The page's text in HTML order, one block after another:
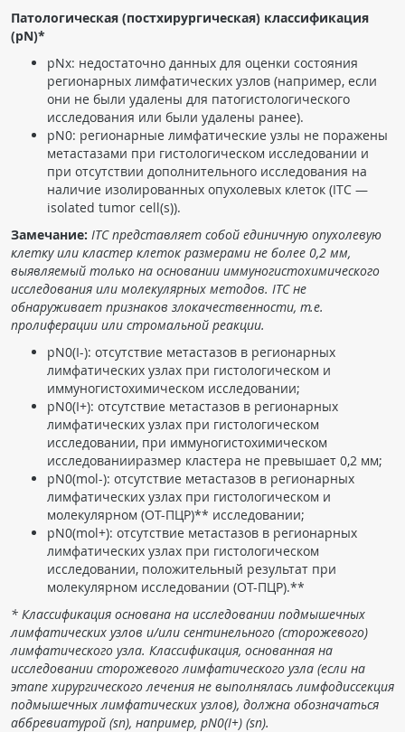
Патологическая (постхирургическая) классификация
(pN)*
pNx: недостаточно данных для оценки состояния
регионарных лимфатических узлов (например, если
они не были удалены для патогистологического
исследования или были удалены ранее).
pN0: регионарные лимфатические узлы не поражены
метастазами при гистологическом исследовании и
при отсутствии дополнительного исследования на
наличие изолированных опухолевых клеток (ITC —
isolated tumor cell(s)).
Замечание: ITC представляет собой единичную опухолевую
клетку или кластер клеток размерами не более 0,2 мм,
выявляемый только на основании иммуногистохимического
исследования или молекулярных методов. ITC не
обнаруживает признаков злокачественности, т.е.
пролиферации или стромальной реакции.
pN0(I-): отсутствие метастазов в регионарных
лимфатических узлах при гистологическом и
иммуногистохимическом исследовании;
pN0(I+): отсутствие метастазов в регионарных
лимфатических узлах при гистологическом
исследовании, при иммуногистохимическом
исследованииразмер кластера не превышает 0,2 мм;
pN0(mol-): отсутствие метастазов в регионарных
лимфатических узлах при гистологическом и
молекулярном (ОТ-ПЦР)** исследовании;
pN0(mol+): отсутствие метастазов в регионарных
лимфатических узлах при гистологическом
исследовании, положительный результат при
молекулярном исследовании (ОТ-ПЦР).**
* Классификация основана на исследовании подмышечных
лимфатических узлов и/или сентинельного (сторожевого)
лимфатического узла. Классификация, основанная на
исследовании сторожевого лимфатического узла (если на
этапе хирургического лечения не выполнялась лимфодиссекция
подмышечных лимфатических узлов), должна обозначаться
аббревиатурой (sn), например, pN0(I+) (sn).